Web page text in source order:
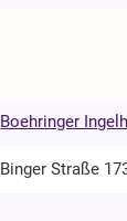
Boehringer
Binger Straße